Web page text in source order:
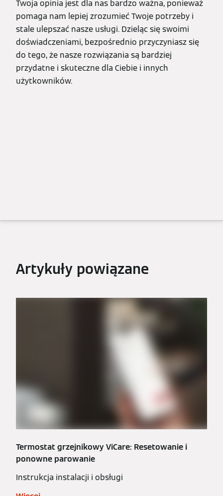
Twoja opinia jest dla nas bardzo ważna, ponieważ
pomaga nam lepiej zrozumieć Twoje potrzeby i
stale ulepszać nasze usługi. Dzieląc się swoimi
doświadczeniami, bezpośrednio przyczyniasz się
do tego, że nasze rozwiązania są bardziej
przydatne i skuteczne dla Ciebie i innych
użytkowników.
Artykuły powiązane
Termostat grzejnikowy ViCare: Resetowanie i
ponowne parowanie
Instrukcja instalacji i obsługi